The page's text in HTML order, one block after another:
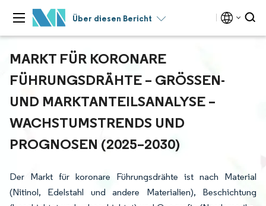
Über diesen Bericht
MARKT FÜR KORONARE
FÜHRUNGSDRÄHTE – GRÖSSEN- U
ND MARKTANTEILSANALYSE – W
ACHSTUMSTRENDS UND P
ROGNOSEN (2025–2030)
Der Markt für koronare Führungsdrähte ist nach Material
(Nitinol, Edelstahl und andere Materialien), Beschichtung